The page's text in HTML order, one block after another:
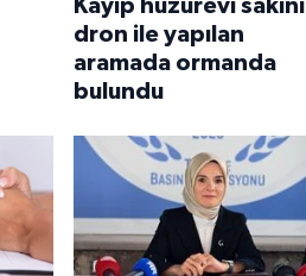
Kayıp huzurevi sakini
dron ile yapılan
aramada ormanda
bulundu